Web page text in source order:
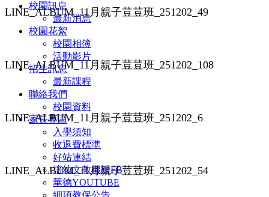
校園訊息
最新消息
校園花絮
校園相簿
活動影片
招生訊息
最新課程
聯絡我們
校園資料
家長專區
入學須知
收退費標準
好站連結
培幼文教機構FB
華德YOUTUBE
細項教保公告
LINE_ALBUM_11月親子荳荳班_251202_49
LINE_ALBUM_11月親子荳荳班_251202_108
LINE_ALBUM_11月親子荳荳班_251202_6
LINE_ALBUM_11月親子荳荳班_251202_54